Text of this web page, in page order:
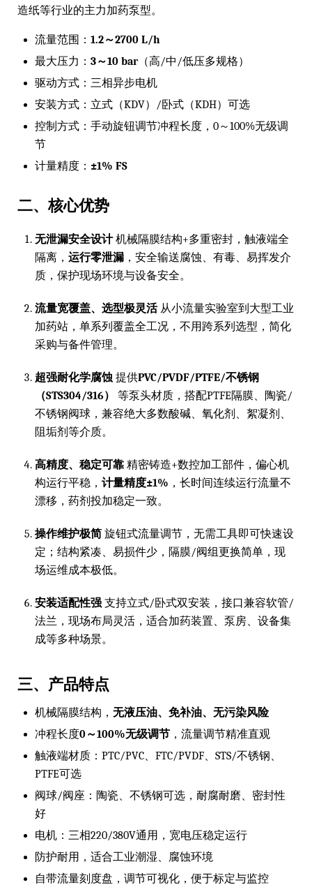
造纸等行业的主力加药泵型。
流量范围： 1.2～2700 L/h
最大压力： 3～10 bar（高/中/低压多规格）
驱动方式：三相异步电机
安装方式：立式（KDV）/卧式（KDH）可选
控制方式：手动旋钮调节冲程长度，0～100%无级调
节
计量精度： ±1% FS
二、核心优势
无泄漏安全设计机械隔膜结构+多重密封，触液端全
隔离， 运行零泄漏 ，安全输送腐蚀、有毒、易挥发介
质，保护现场环境与设备安全。
流量宽覆盖、选型极灵活从小流量实验室到大型工业
加药站，单系列覆盖全工况，不用跨系列选型，简化
采购与备件管理。
超强耐化学腐蚀 提供PVC/PVDF/PTFE/不锈钢
（STS304/316）
等泵头材质，搭配PTFE隔膜、陶瓷/
不锈钢阀球，兼容绝大多数酸碱、氧化剂、絮凝剂、
阻垢剂等介质。
高精度、稳定可靠 精密铸造+数控加工部件，偏心机
构运行平稳， 计量精度±1% ，长时间连续运行流量不
漂移，药剂投加稳定一致。
操作维护极简 旋钮式流量调节，无需工具即可快速设
定；结构紧凑、易损件少，隔膜/阀组更换简单，现
场运维成本极低。
安装适配性强 支持立式/卧式双安装，接口兼容软管/
法兰，现场布局灵活，适合加药装置、泵房、设备集
成等多种场景。
三、产品特点
机械隔膜结构， 无液压油、免补油、无污染风险
冲程长度0～100%无级调节 ，流量调节精准直观
触液端材质：PTC/PVC、FTC/PVDF、STS/不锈钢、
PTFE可选
阀球/阀座：陶瓷、不锈钢可选，耐腐耐磨、密封性
好
电机：三相220/380V通用，宽电压稳定运行
防护耐用，适合工业潮湿、腐蚀环境
自带流量刻度盘，调节可视化，便于标定与监控